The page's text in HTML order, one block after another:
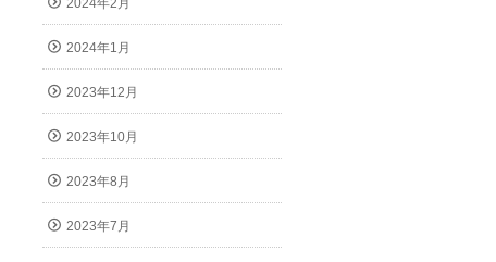
2024年2月
2024年1月
2023年12月
2023年10月
2023年8月
2023年7月